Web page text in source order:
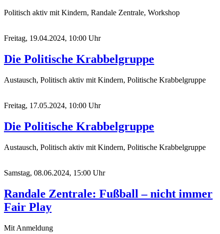
Politisch aktiv mit Kindern, Randale Zentrale, Workshop
Freitag, 19.04.2024, 10:00 Uhr
Die Politische Krabbelgruppe
Austausch, Politisch aktiv mit Kindern, Politische Krabbelgruppe
Freitag, 17.05.2024, 10:00 Uhr
Die Politische Krabbelgruppe
Austausch, Politisch aktiv mit Kindern, Politische Krabbelgruppe
Samstag, 08.06.2024, 15:00 Uhr
Randale Zentrale: Fußball – nicht immer
Fair Play
Mit Anmeldung